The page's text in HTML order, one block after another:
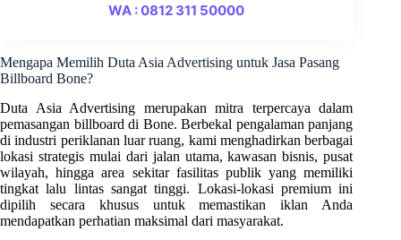
WA : 0812 311 50000
Mengapa Memilih Duta Asia Advertising untuk Jasa Pasang
Billboard Bone?
Duta Asia Advertising merupakan mitra terpercaya dalam
pemasangan billboard di Bone. Berbekal pengalaman panjang
di industri periklanan luar ruang, kami menghadirkan berbagai
lokasi strategis mulai dari jalan utama, kawasan bisnis, pusat
wilayah, hingga area sekitar fasilitas publik yang memiliki
tingkat lalu lintas sangat tinggi. Lokasi-lokasi premium ini
dipilih secara khusus untuk memastikan iklan Anda
mendapatkan perhatian maksimal dari masyarakat.